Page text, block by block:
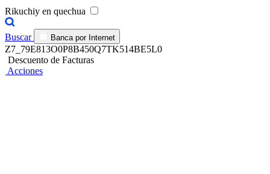
Rikuchiy en quechua
Buscar Banca por Internet
Z7_79E813O0P8B450Q7TK514BE5L0
Descuento de Facturas
Acciones